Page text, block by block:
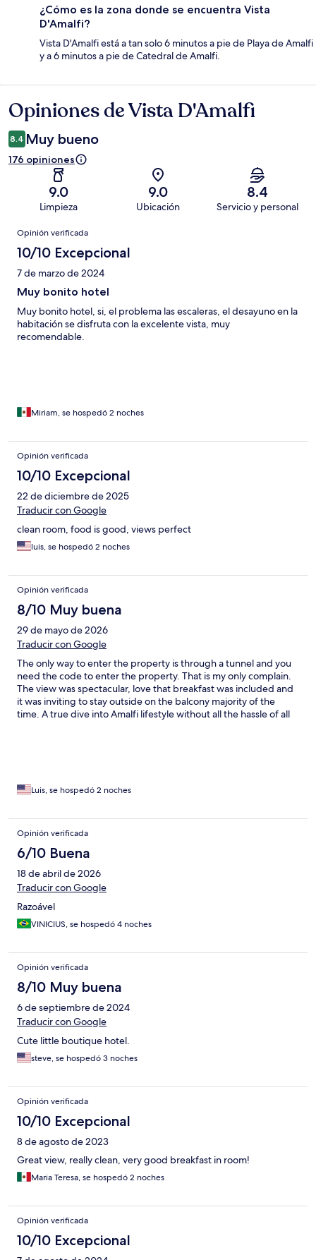
¿Cómo es la zona donde se encuentra Vista
D'Amalfi?
Vista D'Amalfi está a tan solo 6 minutos a pie de Playa de Amalfi
y a 6 minutos a pie de Catedral de Amalfi.
Opiniones
Opiniones de Vista D'Amalfi
8.4 Muy bueno
176 opiniones
9.0
Limpieza
9.0
Ubicación
8.4
Servicio y personal
Opiniones
Opinión verificada
10/10 Excepcional
7 de marzo de 2024
Muy bonito hotel
Muy bonito hotel, si, el problema las escaleras, el desayuno en la
habitación se disfruta con la excelente vista, muy
recomendable.
Miriam, se hospedó 2 noches
Opinión verificada
10/10 Excepcional
22 de diciembre de 2025
Traducir con Google
clean room, food is good, views perfect
luis, se hospedó 2 noches
Opinión verificada
8/10 Muy buena
29 de mayo de 2026
Traducir con Google
The only way to enter the property is through a tunnel and you
need the code to enter the property. That is my only complain.
The view was spectacular, love that breakfast was included and
it was inviting to stay outside on the balcony majority of the
time. A true dive into Amalfi lifestyle without all the hassle of all
Luis, se hospedó 2 noches
Opinión verificada
6/10 Buena
18 de abril de 2026
Traducir con Google
Razoável
VINICIUS, se hospedó 4 noches
Opinión verificada
8/10 Muy buena
6 de septiembre de 2024
Traducir con Google
Cute little boutique hotel.
steve, se hospedó 3 noches
Opinión verificada
10/10 Excepcional
8 de agosto de 2023
Great view, really clean, very good breakfast in room!
Maria Teresa, se hospedó 2 noches
Opinión verificada
10/10 Excepcional